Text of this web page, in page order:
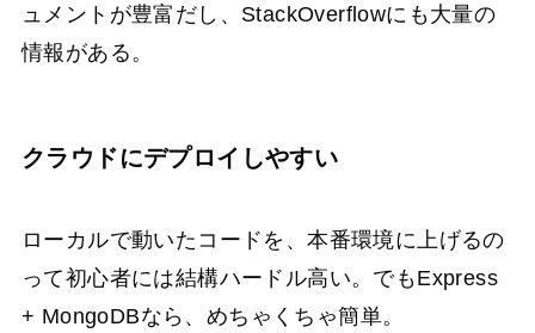
ュメントが豊富だし、StackOverflowにも大量の
情報がある。
クラウドにデプロイしやすい
ローカルで動いたコードを、本番環境に上げるの
って初心者には結構ハードル高い。でもExpress
+ MongoDBなら、めちゃくちゃ簡単。